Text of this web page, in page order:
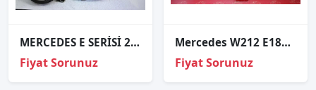
MERCEDES E SERİSİ 210 KASA SOL XENON FAR
Fiyat Sorunuz
Mercedes W212 E180 Led Sol İç Stop Sıfır Ulo
Fiyat Sorunuz